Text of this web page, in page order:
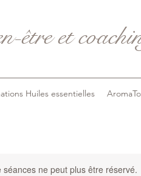
être et
Huiles essentielles
séances ne peut plus être réservé.